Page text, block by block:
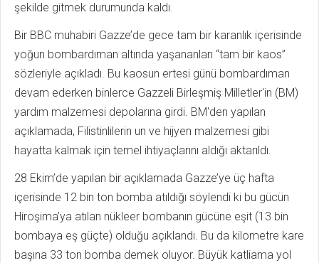
şekilde gitmek durumunda kaldı.
Bir BBC muhabiri Gazze’de gece tam bir karanlık içerisinde
yoğun bombardıman altında yaşananları “tam bir kaos”
sözleriyle açıkladı. Bu kaosun ertesi günü bombardıman
devam ederken binlerce Gazzeli Birleşmiş Milletler'in (BM)
yardım malzemesi depolarına girdi. BM'den yapılan
açıklamada, Filistinlilerin un ve hijyen malzemesi gibi
hayatta kalmak için temel ihtiyaçlarını aldığı aktarıldı.
28 Ekim’de yapılan bir açıklamada Gazze’ye üç hafta
içerisinde 12 bin ton bomba atıldığı söylendi ki bu gücün
Hiroşima’ya atılan nükleer bombanın gücüne eşit (13 bin
bombaya eş güçte) olduğu açıklandı. Bu da kilometre kare
başına 33 ton bomba demek oluyor. Büyük katliama yol